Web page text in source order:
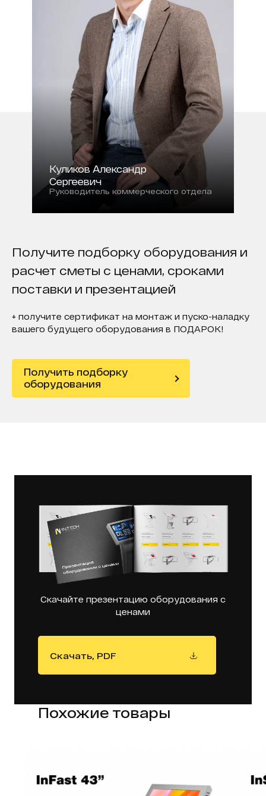
Куликов Александр
Сергеевич
Руководитель коммерческого отдела
Получите подборку оборудования и
расчет сметы с ценами, сроками
поставки и презентацией
+ получите сертификат на монтаж и пуско-наладку
вашего будущего оборудования в ПОДАРОК!
Получить подборку
оборудования
Скачайте презентацию оборудования с
ценами
Скачать, PDF
Похожие товары